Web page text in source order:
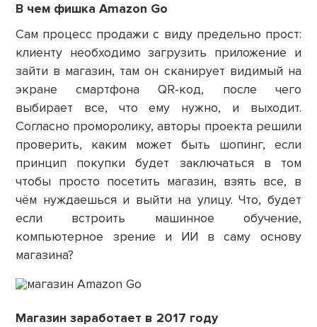
В чем фишка Amazon Go
Сам процесс продажи с виду предельно прост:
клиенту необходимо загрузить приложение и
зайти в магазин, там он сканирует видимый на
экране смартфона QR-код, после чего
выбирает все, что ему нужно, и выходит.
Согласно проморолику, авторы проекта решили
проверить, каким может быть шопинг, если
принцип покупки будет заключаться в том
чтобы просто посетить магазин, взять все, в
чём нуждаешься и выйти на улицу. Что, будет
если встроить машинное обучение,
компьютерное зрение и ИИ в саму основу
магазина?
Магазин заработает в 2017 году